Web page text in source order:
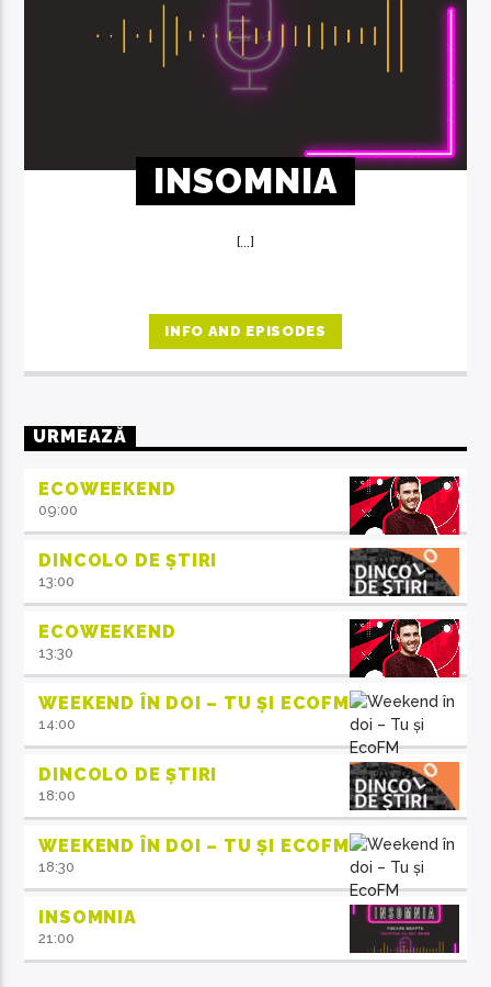
INSOMNIA
[...]
INFO AND EPISODES
URMEAZĂ
ECOWEEKEND
09:00
DINCOLO DE ȘTIRI
13:00
ECOWEEKEND
13:30
WEEKEND ÎN DOI – TU ȘI ECOFM
14:00
DINCOLO DE ȘTIRI
18:00
WEEKEND ÎN DOI – TU ȘI ECOFM
18:30
INSOMNIA
21:00